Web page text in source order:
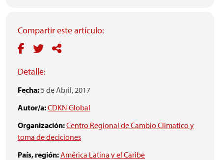
Compartir este artículo:
Detalle:
Fecha:5 de Abril, 2017
Autor/a:CDKN Global
Organización:Centro Regional de Cambio Climatico y
toma de deciciones
País, región:América Latina y el Caribe